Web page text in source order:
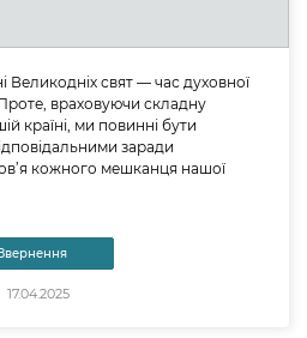
Великодніх свят — час духовної
Проте, враховуючи складну
країні, ми повинні бути
заради
кожного мешканця нашої
17.04.2025